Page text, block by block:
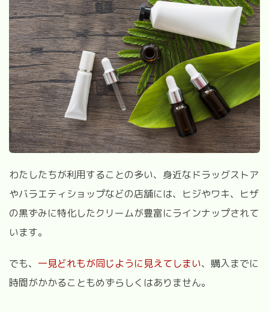
わたしたちが利用することの多い、身近なドラッグストア
やバラエティショップなどの店舗には、ヒジやワキ、ヒザ
の黒ずみに特化したクリームが豊富にラインナップされて
います。
でも、 一見どれもが同じように見えてしまい、購入までに
時間がかかることもめずらしくはありません。